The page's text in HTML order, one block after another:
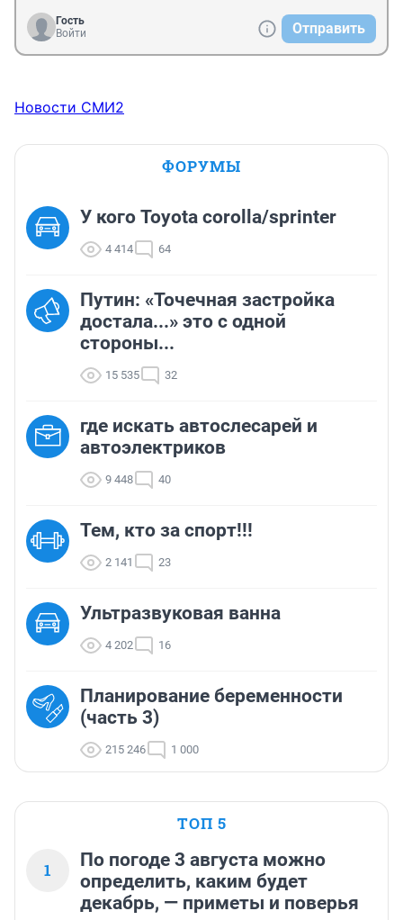
Гость
Войти
Отправить
Новости СМИ2
ФОРУМЫ
У кого Toyota corolla/sprinter
4 414 64
Путин: «Точечная застройка
достала...» это с одной
стороны...
15 535 32
где искать автослесарей и
автоэлектриков
9 448 40
Тем, кто за спорт!!!
2 141 23
Ультразвуковая ванна
4 202 16
Планирование беременности
(часть 3)
215 246 1 000
ТОП 5
1
По погоде 3 августа можно
определить, каким будет
декабрь, — приметы и поверья